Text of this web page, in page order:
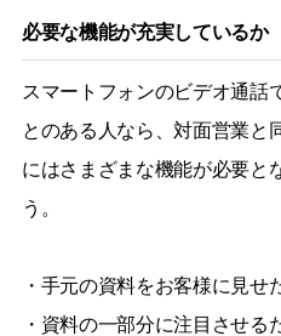
必要な機能が充実しているか
スマートフォンのビデオ通話
とのある人なら、対面営業と
にはさまざまな機能が必要と
う。
・手元の資料をお客様に見せ
・資料の一部分に注目させる